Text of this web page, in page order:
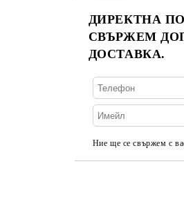
ДИРЕКТНА
СВЪРЖЕМ
ДОСТАВКА.
Ние ще се свържем с